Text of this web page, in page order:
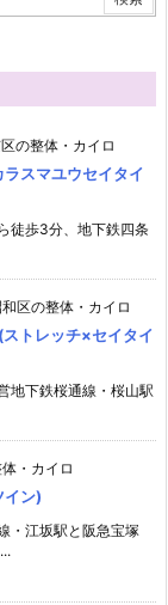
の整体・カイロ
スマユウセイタイ
徒歩3分、地下鉄四条
区の整体・カイロ
トレッチ×セイタイ
地下鉄桜通線・桜山駅
・カイロ
イン)
・江坂駅と阪急宝塚